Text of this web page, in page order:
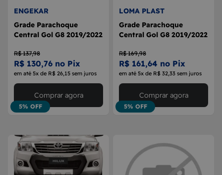
ENGEKAR
Grade Parachoque
Central Gol G8 2019/2022
R$ 137,98
R$ 130,76 no Pix
em até 5x de R$ 26,15 sem juros
5% OFF
Comprar agora
LOMA PLAST
Grade Parachoque
Central Gol G8 2019/2022
R$ 169,98
R$ 161,64 no Pix
em até 5x de R$ 32,33 sem juros
5% OFF
Comprar agora